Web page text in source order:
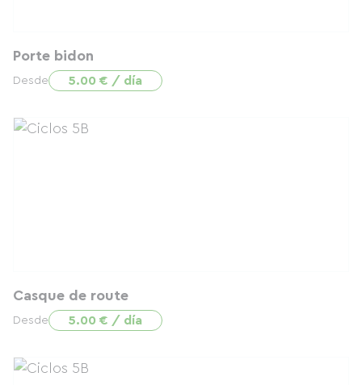
Porte bidon
Desde 5.00 € / día
Casque de route
Desde 5.00 € / día